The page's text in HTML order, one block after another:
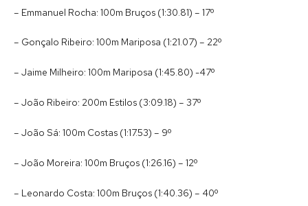
– Emmanuel Rocha: 100m Bruços (1:30.81) – 17º
– Gonçalo Ribeiro: 100m Mariposa (1:21.07) – 22º
– Jaime Milheiro: 100m Mariposa (1:45.80) -47º
– João Ribeiro: 200m Estilos (3:09.18) – 37º
– João Sá: 100m Costas (1:17.53) – 9º
– João Moreira: 100m Bruços (1:26.16) – 12º
– Leonardo Costa: 100m Bruços (1:40.36) – 40º